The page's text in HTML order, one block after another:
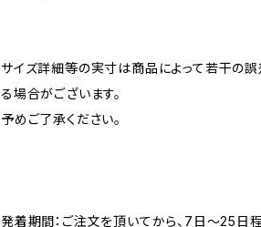
サイズ詳細等の実寸は商品によって若干の
る場合がございます。
予めご了承ください。
発着期間：ご注文を頂いてから、7日〜25日